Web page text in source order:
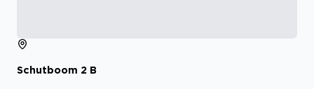
Schutboom 2 B